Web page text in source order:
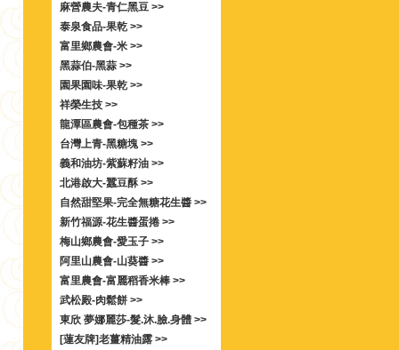
麻營農夫-青仁黑豆 >>
泰泉食品-果乾 >>
富里鄉農會-米 >>
黑蒜伯-黑蒜 >>
園果園味-果乾 >>
祥榮生技 >>
龍潭區農會-包種茶 >>
台灣上青-黑糖塊 >>
義和油坊-紫蘇籽油 >>
北港啟大-蠶豆酥 >>
自然甜堅果-完全無糖花生醬 >>
新竹福源-花生醬蛋捲 >>
梅山鄉農會-愛玉子 >>
阿里山農會-山葵醬 >>
富里農會-富麗稻香米棒 >>
武松殿-肉鬆餅 >>
東欣 夢娜麗莎-髮.沐.臉.身體 >>
[蓮友牌]老薑精油露 >>